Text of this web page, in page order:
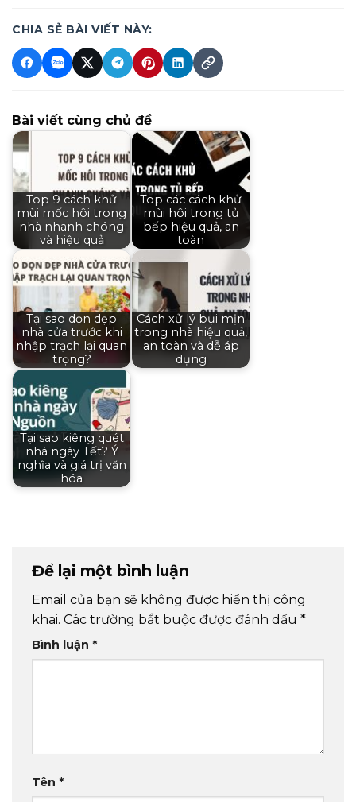
CHIA SẺ BÀI VIẾT NÀY:
Bài viết cùng chủ đề
Top 9 cách khử
mùi mốc hôi trong
nhà nhanh chóng
và hiệu quả
Top các cách khử
mùi hôi trong tủ
bếp hiệu quả, an
toàn
Tại sao dọn dẹp
nhà cửa trước khi
nhập trạch lại quan
trọng?
Cách xử lý bụi mịn
trong nhà hiệu quả,
an toàn và dễ áp
dụng
Tại sao kiêng quét
nhà ngày Tết? Ý
nghĩa và giá trị văn
hóa
Để lại một bình luận
Email của bạn sẽ không được hiển thị công
khai. Các trường bắt buộc được đánh dấu *
Bình luận *
Tên *